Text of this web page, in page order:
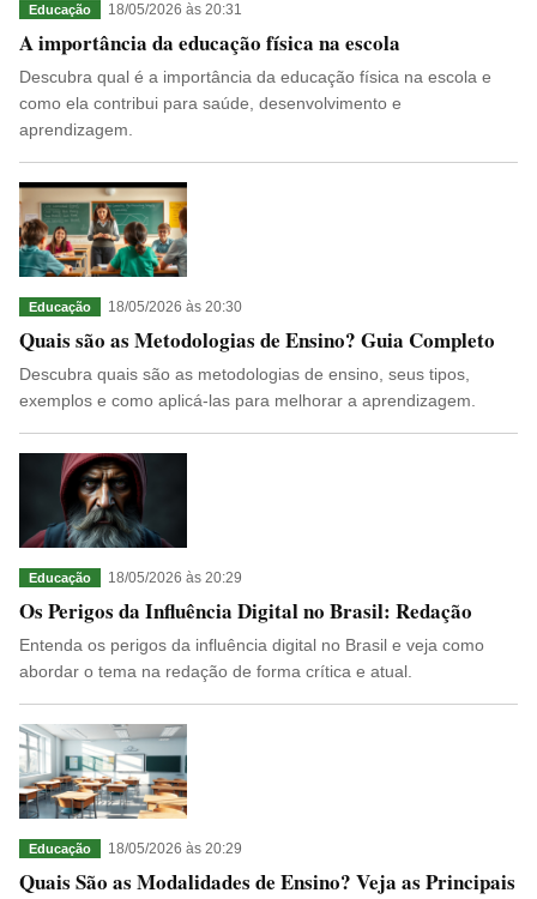
Educação 18/05/2026 às 20:31
A importância da educação física na escola
Descubra qual é a importância da educação física na escola e
como ela contribui para saúde, desenvolvimento e
aprendizagem.
Educação 18/05/2026 às 20:30
Quais são as Metodologias de Ensino? Guia Completo
Descubra quais são as metodologias de ensino, seus tipos,
exemplos e como aplicá-las para melhorar a aprendizagem.
Educação 18/05/2026 às 20:29
Os Perigos da Influência Digital no Brasil: Redação
Entenda os perigos da influência digital no Brasil e veja como
abordar o tema na redação de forma crítica e atual.
Educação 18/05/2026 às 20:29
Quais São as Modalidades de Ensino? Veja as Principais